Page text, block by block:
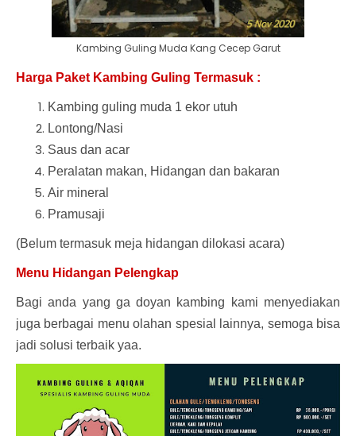
Kambing Guling Muda Kang Cecep Garut
Harga Paket Kambing Guling Termasuk :
Kambing guling muda 1 ekor utuh
Lontong/Nasi
Saus dan acar
Peralatan makan, Hidangan dan bakaran
Air mineral
Pramusaji
(Belum termasuk meja hidangan dilokasi acara)
Menu Hidangan Pelengkap
Bagi anda yang ga doyan kambing kami menyediakan
juga berbagai menu olahan spesial lainnya, semoga bisa
jadi solusi terbaik yaa.